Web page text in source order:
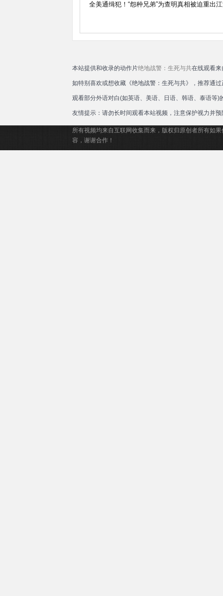
全美通缉犯！“怨种兄弟”为查明真相被迫重出
本站提供和收录的动作片绝地战警：生死与共在线观看
如特别喜欢或想收藏《绝地战警：生死与共》，推荐通
观看部分外语对白(如英语、美语、日语、韩语、泰语等
友情提示：请勿长时间观看本站视频，注意保护视力并预
所有视频均来自互联网收集而来，版权归原创者所有如
容，谢谢合作！